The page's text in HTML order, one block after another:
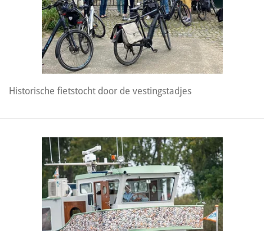
Historische fietstocht door de vestingstadjes